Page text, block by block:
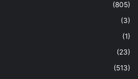
(805)
(3)
(1)
(23)
(513)